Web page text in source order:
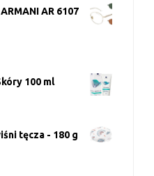
AR 6107
100 ml
tęcza - 180 g